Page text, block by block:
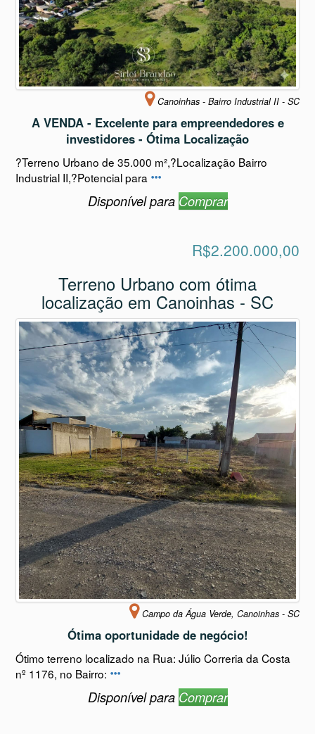
Canoinhas - Bairro Industrial II - SC
A VENDA - Excelente para empreendedores e
investidores - Ótima Localização
?Terreno Urbano de 35.000 m²,?Localização Bairro
Industrial II,?Potencial para
Disponível para Comprar
R$2.200.000,00
Terreno Urbano com ótima
localização em Canoinhas - SC
Campo da Água Verde, Canoinhas - SC
Ótima oportunidade de negócio!
Ótimo terreno localizado na Rua: Júlio Correria da Costa
nº 1176, no Bairro:
Disponível para Comprar